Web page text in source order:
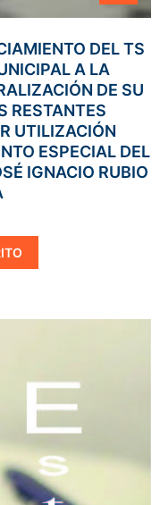
DEL TS
A LA
DE SU
RESTANTES
UTILIZACIÓN
ESPECIAL DEL
IGNACIO RUBIO